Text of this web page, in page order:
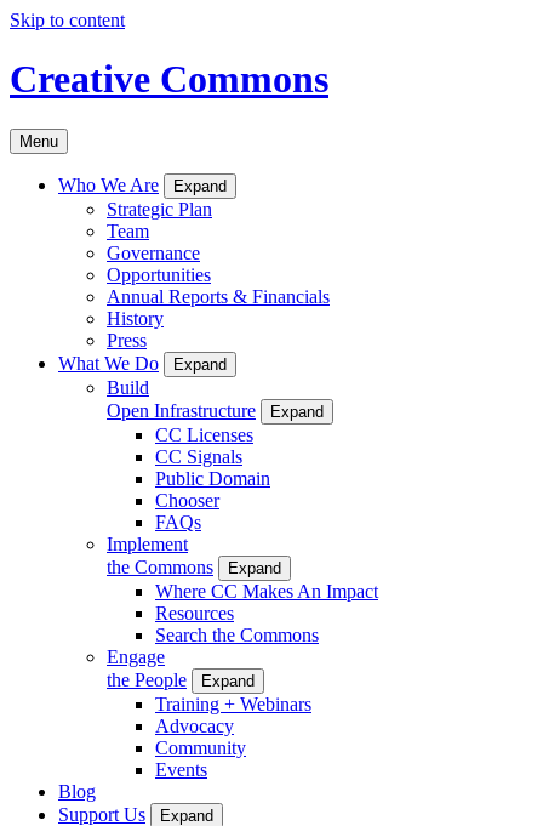
Skip to content
Creative Commons
Menu
Who We Are Expand
Strategic Plan
Team
Governance
Opportunities
Annual Reports & Financials
History
Press
What We Do
Expand
Build
Open Infrastructure
Expand
CC Licenses
CC Signals
Public Domain
Chooser
FAQs
Implement
the Commons
Expand
Where CC Makes An Impact
Resources
Search the Commons
Engage
the People
Expand
Training + Webinars
Advocacy
Community
Events
Blog
Support Us
Expand